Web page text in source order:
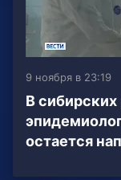
9 ноября в 23:19
В сибирских
остается